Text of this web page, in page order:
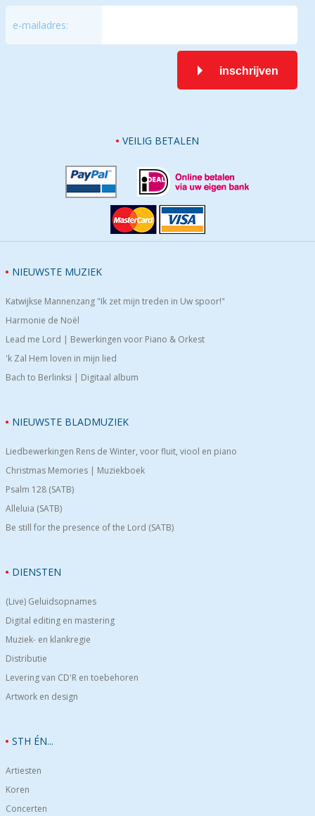
e-mailadres:
inschrijven
VEILIG BETALEN
NIEUWSTE MUZIEK
Katwijkse Mannenzang "Ik zet mijn treden in Uw spoor!"
Harmonie de Noël
Lead me Lord | Bewerkingen voor Piano & Orkest
'k Zal Hem loven in mijn lied
Bach to Berlinksi | Digitaal album
NIEUWSTE BLADMUZIEK
Liedbewerkingen Rens de Winter, voor fluit, viool en piano
Christmas Memories | Muziekboek
Psalm 128 (SATB)
Alleluia (SATB)
Be still for the presence of the Lord (SATB)
DIENSTEN
(Live) Geluidsopnames
Digital editing en mastering
Muziek- en klankregie
Distributie
Levering van CD'R en toebehoren
Artwork en design
STH ÉN...
Artiesten
Koren
Concerten